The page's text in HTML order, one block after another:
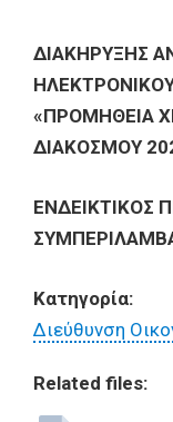
ΔΙΑΚΗΡΥΞΗΣ
«ΠΡΟΜΗΘΕΙΑ
ΔΙΑΚΟΣΜΟΥ
ΕΝΔΕΙΚΤΙΚΟΣ
Κατηγορία:
Διεύθυνση
Related files: